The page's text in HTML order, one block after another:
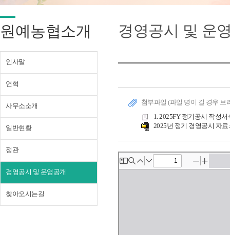
원예농협소개
인사말
연혁
사무소소개
일반현황
정관
경영공시 및 운영공개
찾아오시는길
경영공시 및 운
첨부파일 (파일 명이 길 경우
1. 2025FY 정기공시 작성
2025년 정기 경영공시 자료